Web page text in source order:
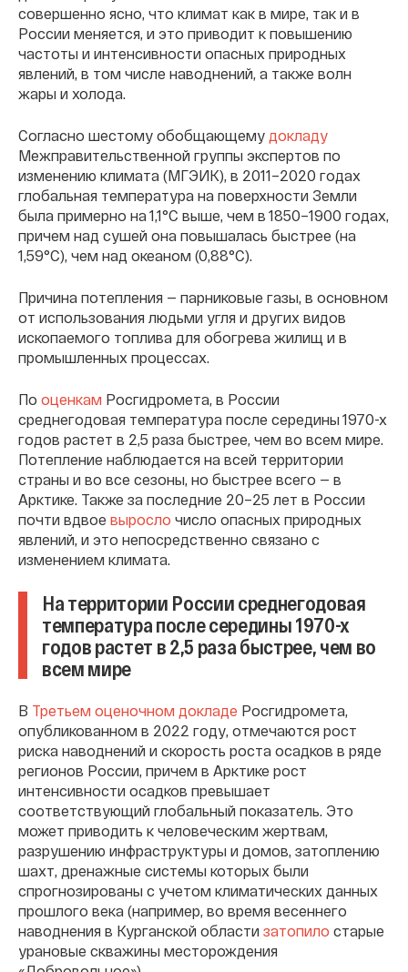
совершенно ясно, что климат как в мире, так и в
России меняется, и это приводит к повышению
частоты и интенсивности опасных природных
явлений, в том числе наводнений, а также волн
жары и холода.
Согласно шестому обобщающему докладу
Межправительственной группы экспертов по
изменению климата (МГЭИК), в 2011–2020 годах
глобальная температура на поверхности Земли
была примерно на 1,1°C выше, чем в 1850–1900 годах,
причем над сушей она повышалась быстрее (на
1,59°C), чем над океаном (0,88°С).
Причина потепления — парниковые газы, в основном
от использования людьми угля и других видов
ископаемого топлива для обогрева жилищ и в
промышленных процессах.
По оценкам Росгидромета, в России
среднегодовая температура после середины 1970-х
годов растет в 2,5 раза быстрее, чем во всем мире.
Потепление наблюдается на всей территории
страны и во все сезоны, но быстрее всего — в
Арктике. Также за последние 20–25 лет в России
почти вдвое выросло число опасных природных
явлений, и это непосредственно связано с
изменением климата.
На территории России среднегодовая
температура после середины 1970-х
годов растет в 2,5 раза быстрее, чем во
всем мире
В Третьем оценочном докладе Росгидромета,
опубликованном в 2022 году, отмечаются рост
риска наводнений и скорость роста осадков в ряде
регионов России, причем в Арктике рост
интенсивности осадков превышает
соответствующий глобальный показатель. Это
может приводить к человеческим жертвам,
разрушению инфраструктуры и домов, затоплению
шахт, дренажные системы которых были
спрогнозированы с учетом климатических данных
прошлого века (например, во время весеннего
наводнения в Курганской области затопило старые
урановые скважины месторождения